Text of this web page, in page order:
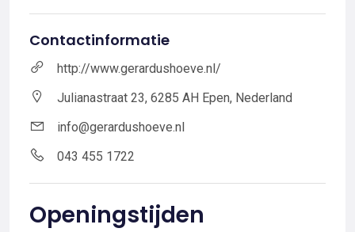
Contactinformatie
http://www.gerardushoeve.nl/
Julianastraat 23, 6285 AH Epen, Nederland
info@gerardushoeve.nl
043 455 1722
Openingstijden